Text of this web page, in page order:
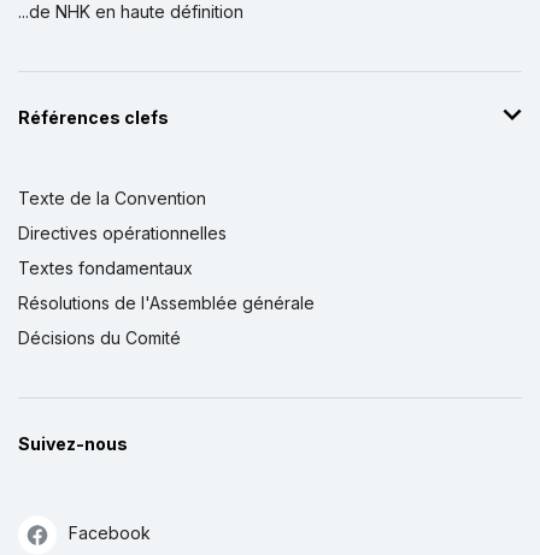
...de NHK en haute définition
Références clefs
Texte de la Convention
Directives opérationnelles
Textes fondamentaux
Résolutions de l'Assemblée générale
Décisions du Comité
Suivez-nous
Facebook